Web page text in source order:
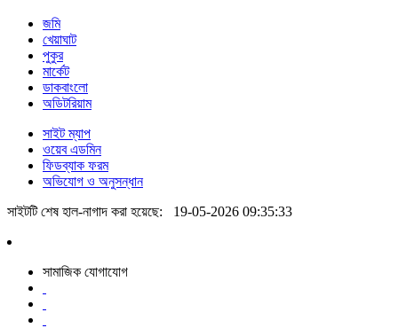
জমি
খেয়াঘাট
পুকুর
মার্কেট
ডাকবাংলো
অডিটরিয়াম
সাইট ম্যাপ
ওয়েব এডমিন
ফিডব্যাক ফরম
অভিযোগ ও অনুসন্ধান
সাইটটি শেষ হাল-নাগাদ করা হয়েছে: 19-05-2026 09:35:33
সামাজিক যোগাযোগ